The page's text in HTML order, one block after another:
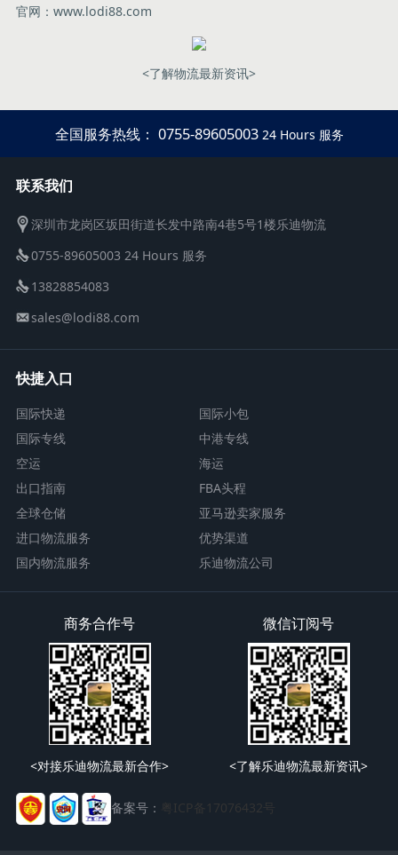
官网：www.lodi88.com
<了解物流最新资讯>
全国服务热线： 0755-89605003 24 Hours 服务
联系我们
深圳市龙岗区坂田街道长发中路南4巷5号1楼乐迪物流
0755-89605003 24 Hours 服务
13828854083
sales@lodi88.com
快捷入口
国际快递
国际小包
国际专线
中港专线
空运
海运
出口指南
FBA头程
全球仓储
亚马逊卖家服务
进口物流服务
优势渠道
国内物流服务
乐迪物流公司
商务合作号
<对接乐迪物流最新合作>
微信订阅号
<了解乐迪物流最新资讯>
备案号： 粤ICP备17076432号